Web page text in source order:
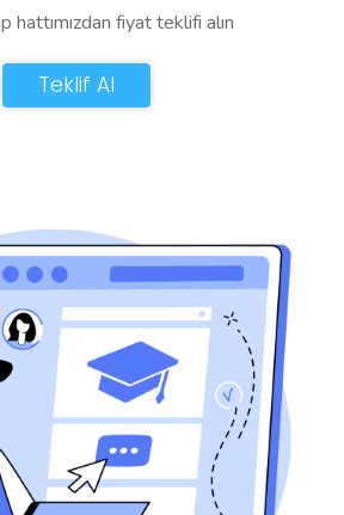
hattımızdan fiyat teklifi alın
Teklif Al